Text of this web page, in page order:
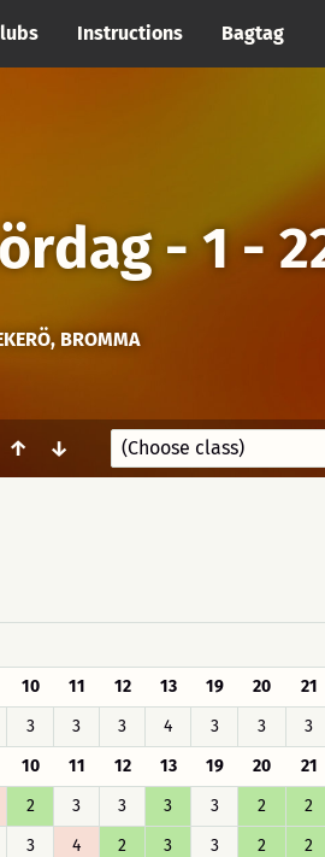
Instructions Bagtag
- 1 -
BROMMA
↑ ↓
10 11 12 13 19 20 21
3 3 3 4 3 3 3
10 11 12 13 19 20 21
2 3 3 3 3 2 2
3 4 2 3 3 2 2